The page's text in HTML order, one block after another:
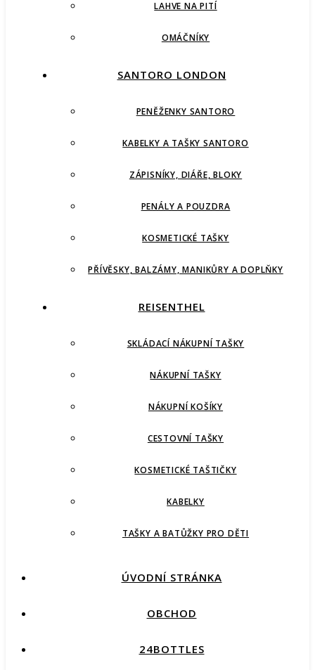
LAHVE NA PITÍ
OMÁČNÍKY
SANTORO LONDON
PENĚŽENKY SANTORO
KABELKY A TAŠKY SANTORO
ZÁPISNÍKY, DIÁŘE, BLOKY
PENÁLY A POUZDRA
KOSMETICKÉ TAŠKY
PŘÍVĚSKY, BALZÁMY, MANIKŮRY A DOPLŇKY
REISENTHEL
SKLÁDACÍ NÁKUPNÍ TAŠKY
NÁKUPNÍ TAŠKY
NÁKUPNÍ KOŠÍKY
CESTOVNÍ TAŠKY
KOSMETICKÉ TAŠTIČKY
KABELKY
TAŠKY A BATŮŽKY PRO DĚTI
ÚVODNÍ STRÁNKA
OBCHOD
24BOTTLES